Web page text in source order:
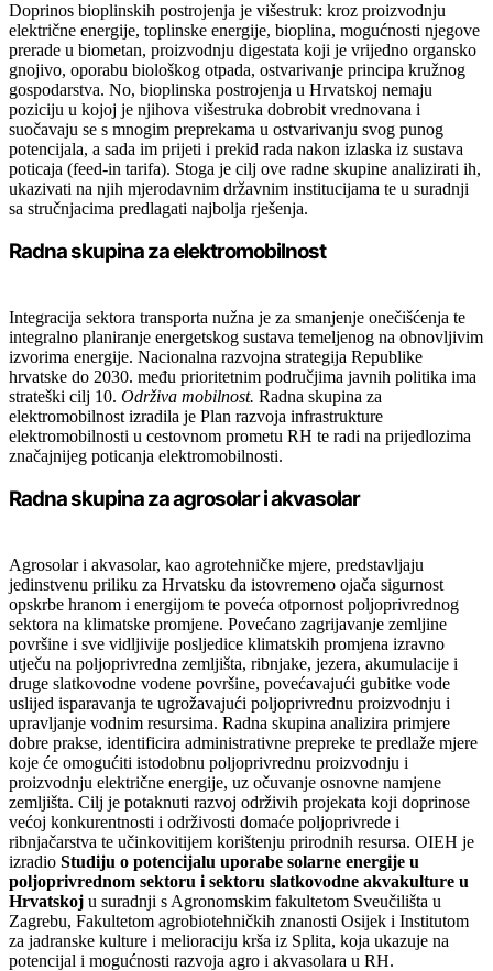
Doprinos bioplinskih postrojenja je višestruk: kroz proizvodnju
električne energije, toplinske energije, bioplina, mogućnosti njegove
prerade u biometan, proizvodnju digestata koji je vrijedno organsko
gnojivo, oporabu biološkog otpada, ostvarivanje principa kružnog
gospodarstva. No, bioplinska postrojenja u Hrvatskoj nemaju
poziciju u kojoj je njihova višestruka dobrobit vrednovana i
suočavaju se s mnogim preprekama u ostvarivanju svog punog
potencijala, a sada im prijeti i prekid rada nakon izlaska iz sustava
poticaja (feed-in tarifa). Stoga je cilj ove radne skupine analizirati ih,
ukazivati na njih mjerodavnim državnim institucijama te u suradnji
sa stručnjacima predlagati najbolja rješenja.
Radna skupina za elektromobilnost
Integracija sektora transporta nužna je za smanjenje onečišćenja te
integralno planiranje energetskog sustava temeljenog na obnovljivim
izvorima energije. Nacionalna razvojna strategija Republike
hrvatske do 2030. među prioritetnim područjima javnih politika ima
strateški cilj 10. Održiva mobilnost. Radna skupina za
elektromobilnost izradila je Plan razvoja infrastrukture
elektromobilnosti u cestovnom prometu RH te radi na prijedlozima
značajnijeg poticanja elektromobilnosti.
Radna skupina za agrosolar i akvasolar
Agrosolar i akvasolar, kao agrotehničke mjere, predstavljaju
jedinstvenu priliku za Hrvatsku da istovremeno ojača sigurnost
opskrbe hranom i energijom te poveća otpornost poljoprivrednog
sektora na klimatske promjene. Povećano zagrijavanje zemljine
površine i sve vidljivije posljedice klimatskih promjena izravno
utječu na poljoprivredna zemljišta, ribnjake, jezera, akumulacije i
druge slatkovodne vodene površine, povećavajući gubitke vode
uslijed isparavanja te ugrožavajući poljoprivrednu proizvodnju i
upravljanje vodnim resursima. Radna skupina analizira primjere
dobre prakse, identificira administrativne prepreke te predlaže mjere
koje će omogućiti istodobnu poljoprivrednu proizvodnju i
proizvodnju električne energije, uz očuvanje osnovne namjene
zemljišta. Cilj je potaknuti razvoj održivih projekata koji doprinose
većoj konkurentnosti i održivosti domaće poljoprivrede i
ribnjačarstva te učinkovitijem korištenju prirodnih resursa. OIEH je
izradio Studiju o potencijalu uporabe solarne energije u
poljoprivrednom sektoru i sektoru slatkovodne akvakulture u
Hrvatskoj u suradnji s Agronomskim fakultetom Sveučilišta u
Zagrebu, Fakultetom agrobiotehničkih znanosti Osijek i Institutom
za jadranske kulture i melioraciju krša iz Splita, koja ukazuje na
potencijal i mogućnosti razvoja agro i akvasolara u RH.